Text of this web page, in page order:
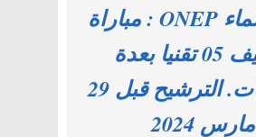
قطاع الماء ONEP : مباراة
توظيف 05 تقنيا بعدة
تخصصات. الترشيح قبل 29
مارس 2024